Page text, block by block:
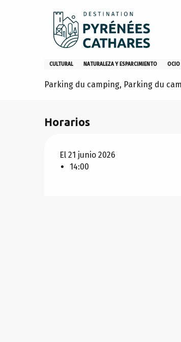
Inicio Permanezca en
Écrire en forêt
CULTURAL NATURALEZA Y ESPARCIMIENTO OCIO
Parking du camping, Parking du
Horarios
El 21 junio 2026
14:00